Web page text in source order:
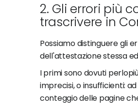
2. Gli errori più
trascrivere in
Possiamo distinguere gli
dell'attestazione stessa ed
I primi sono dovuti
imprecisi, o insufficienti:
conteggio delle pagine